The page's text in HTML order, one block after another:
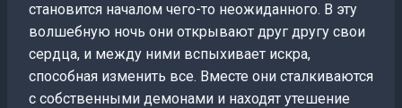
становится началом чего-то неожиданного. В эту
волшебную ночь они открывают друг другу свои
сердца, и между ними вспыхивает искра,
способная изменить все. Вместе они сталкиваются
с собственными демонами и находят утешение